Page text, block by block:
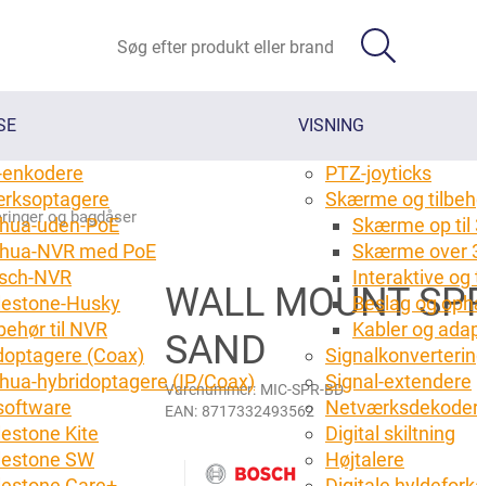
uden-PoE
NVR med PoE
NVR
Husky
til NVR
(Coax)
hybridoptagere (IP/Coax)
Kite
SW
VISNING
PTZ-joyticks
Skærme og
Skærme op til
Skærme over
Interaktive
Beslag og
Kabler og
Signal-extendere
Digital skiltning
Højtalere
og bagdåser
WALL MOUNT
SAND
Varenummer: MIC-SPR-BD
EAN: 8717332493562